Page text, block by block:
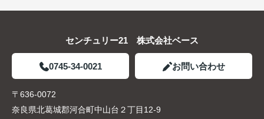
センチュリー21 株式会社ベース
0745-34-0021 お問い合わせ
〒636-0072
奈良県北葛城郡河合町中山台２丁目12-9